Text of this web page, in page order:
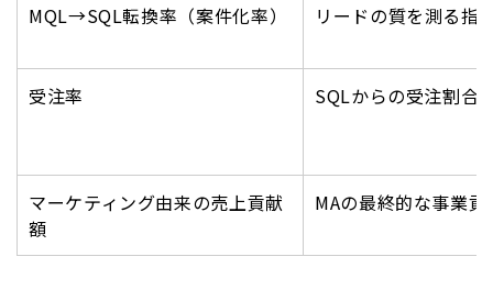
MQL→SQL転換率（案件化率） リードの質を測る指
受注率 SQLからの受注割合
マーケティング由来の売上貢献
額
MAの最終的な事業貢